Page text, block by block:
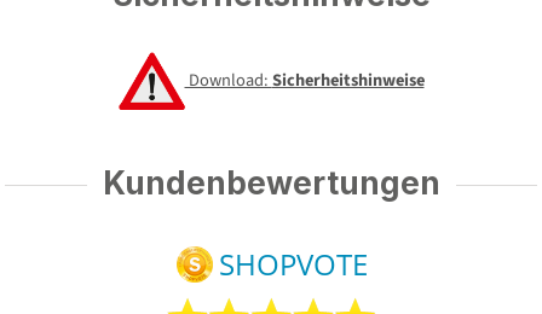
Download:Sicherheitshinweise
Kundenbewertungen